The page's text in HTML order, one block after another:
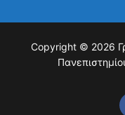
Copyright © 2026